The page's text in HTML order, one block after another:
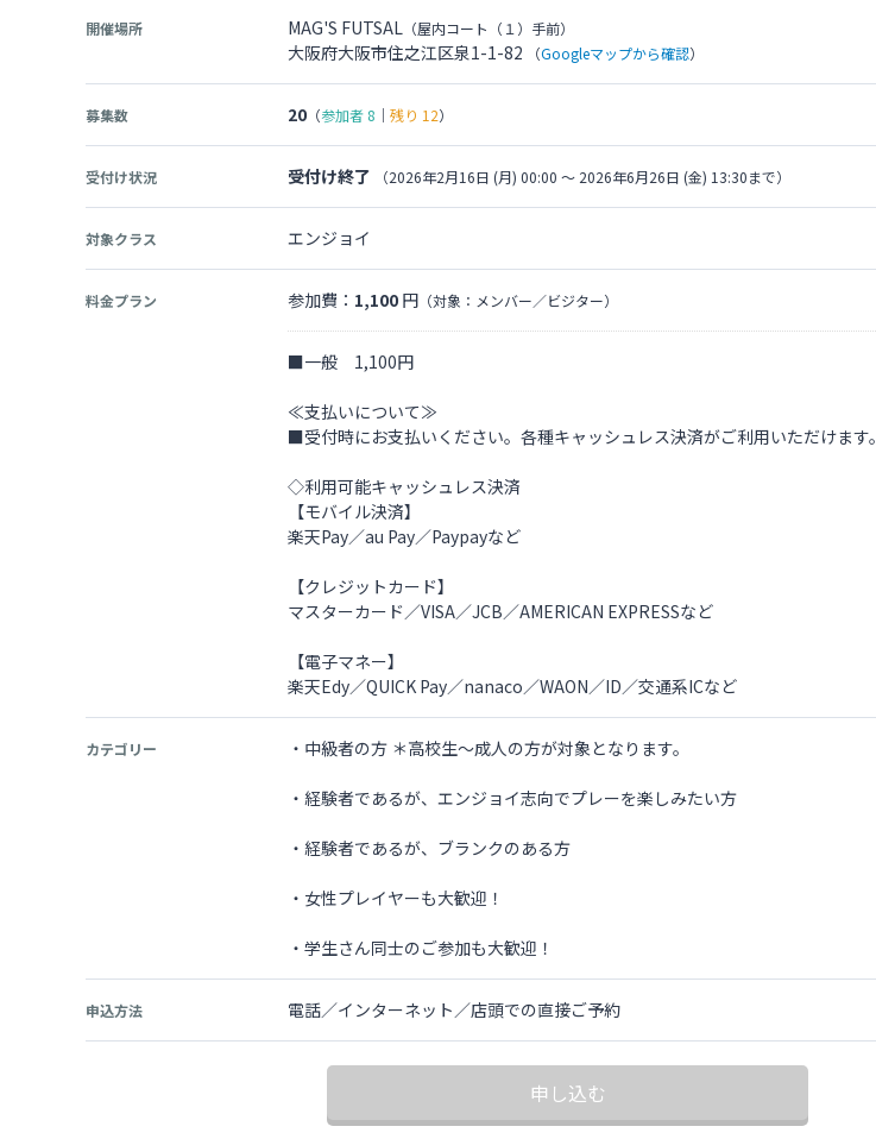
開催場所 MAG'S FUTSAL （屋内コート（１）手前）
大阪府大阪市住之江区泉1-1-82 （Googleマップから確認）
募集数 20 （参加者 8 ｜ 残り 12）
受付け状況 受付け終了 （2026年2月16日 (月) 00:00 〜 2026年6月26日 (金) 13:30まで）
対象クラス エンジョイ
料金プラン 参加費： 1,100 円 （対象：メンバー／ビジター）
■一般 1,100円
≪支払いについて≫
■受付時にお支払いください。各種キャッシュレス決済がご利用いただけます。
◇利用可能キャッシュレス決済
【モバイル決済】
楽天Pay／au Pay／Paypayなど
【クレジットカード】
マスターカード／VISA／JCB／AMERICAN EXPRESSなど
【電子マネー】
楽天Edy／QUICK Pay／nanaco／WAON／ID／交通系ICなど
カテゴリー ・中級者の方 ＊高校生～成人の方が対象となります。
・経験者であるが、エンジョイ志向でプレーを楽しみたい方
・経験者であるが、ブランクのある方
・女性プレイヤーも大歓迎！
・学生さん同士のご参加も大歓迎！
申込方法 電話／インターネット／店頭での直接ご予約
申し込む